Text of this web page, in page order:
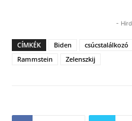
-
CÍMKÉK Biden csúcstalálkozó
Rammstein
Zelenszkij